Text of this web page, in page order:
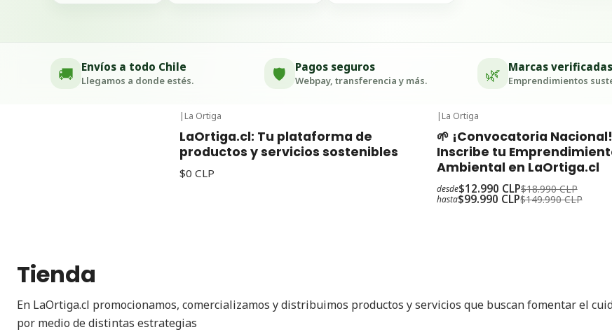
🚚 Envíos a todo Chile
Llegamos a donde estés. 🛡️ Pagos seguros
Webpay, transferencia y más. 🌿 Marcas verificadas
Emprendimientos
| La Ortiga
LaOrtiga.cl: Tu plataforma de
productos y servicios sostenibles
$0 CLP
| La Ortiga
🌱 ¡Convocatoria Nacional!
Inscribe tu
Ambiental en LaOrtiga.cl
desde$12.990 CLP$18.990 CLP
hasta$99.990 CLP$149.990 CLP
Tienda
En LaOrtiga.cl promocionamos, comercializamos y distribuimos productos y servicios que buscan fomentar el
por medio de distintas estrategias